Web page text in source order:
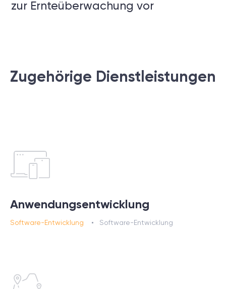
zur Ernteüberwachung vor
Zugehörige Dienstleistungen
Anwendungsentwicklung
Software-Entwicklung Software-Entwicklung